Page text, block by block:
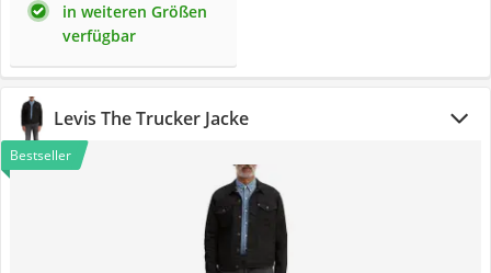
in weiteren Größen
verfügbar
Levis The Trucker Jacke
Bestseller